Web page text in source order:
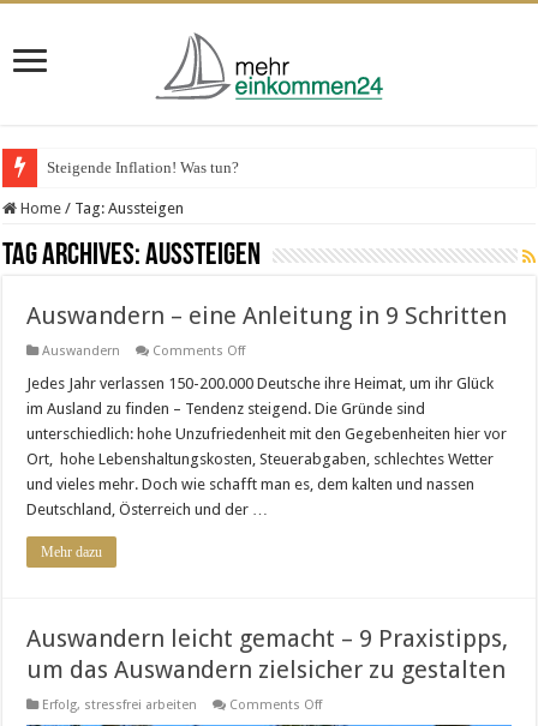
Steigende Inflation! Was tun?
Home / Tag:Aussteigen
Tag Archives:Aussteigen
Auswandern – eine Anleitung in 9 Schritten
Auswandern Comments Offon
–
Anleitung
in
9
Schritten
Jedes Jahr verlassen 150-200.000 Deutsche ihre Heimat, um ihr Glück
im Ausland zu finden – Tendenz steigend. Die Gründe sind
unterschiedlich: hohe Unzufriedenheit mit den Gegebenheiten hier vor
Ort, hohe Lebenshaltungskosten, Steuerabgaben, schlechtes Wetter
und vieles mehr. Doch wie schafft man es, dem kalten und nassen
Deutschland, Österreich und der …
Mehr dazu
Auswandern leicht gemacht – 9 Praxistipps,
um das Auswandern zielsicher zu gestalten
Erfolg, stressfrei arbeiten Comments Offon